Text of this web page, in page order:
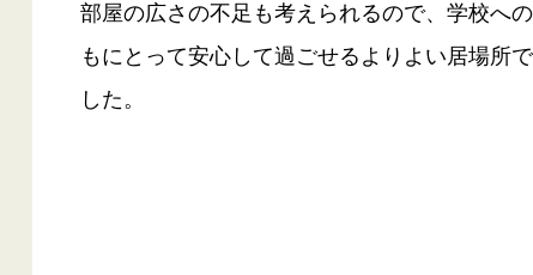
部屋の広さの不足も考えられるので、学校へ
もにとって安心して過ごせるよりよい居場所
した。